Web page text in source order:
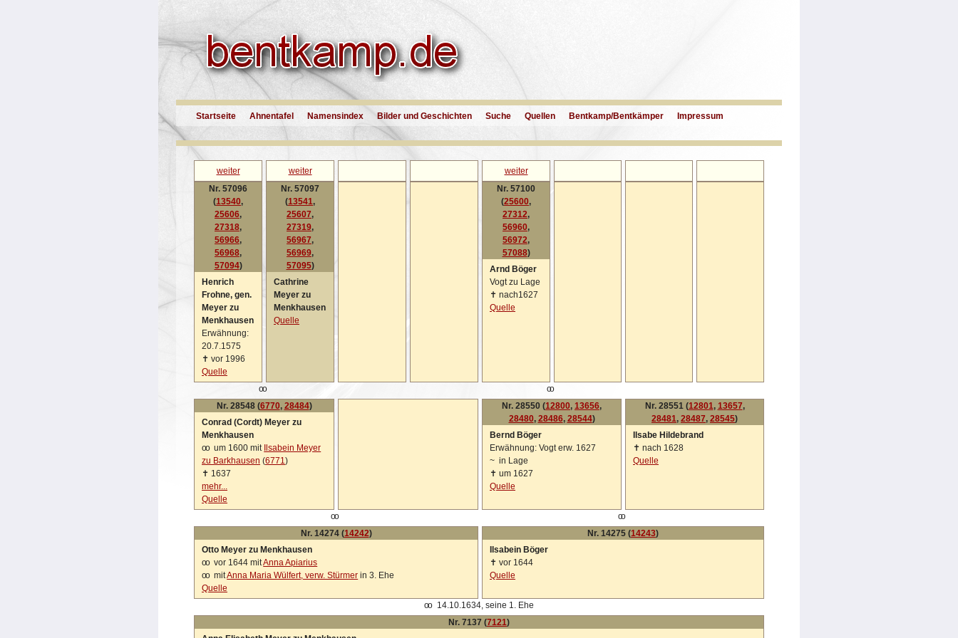
Startseite Ahnentafel Namensindex Bilder und Geschichten Suche Quellen Bentkamp/Bentkämper Impressum
weiter weiter
weiter
Nr. 57096
(13540,
25606,
27318,
56966,
56968,
57094)
Henrich
Frohne, gen.
Meyer zu
Menkhausen
Erwähnung:
20.7.1575
✝ vor 1996
Quelle
Nr. 57097
(13541,
25607,
27319,
56967,
56969,
57095)
Cathrine
Meyer zu
Menkhausen
Quelle
Nr. 57100
(25600,
27312,
56960,
56972,
57088)
Arnd Böger
Vogt zu Lage
✝ nach1627
Quelle
oo
oo
Nr. 28548 (6770, 28484)
Conrad (Cordt) Meyer zu
Menkhausen
oo um 1600 mit Ilsabein Meyer
zu Barkhausen (6771)
✝ 1637
mehr...
Quelle
Nr. 28550 (12800, 13656,
28480, 28486, 28544)
Bernd Böger
Erwähnung: Vogt erw. 1627
~ in Lage
✝ um 1627
Quelle
Nr. 28551 (12801, 13657,
28481, 28487, 28545)
Ilsabe Hildebrand
✝ nach 1628
Quelle
oo
oo
Nr. 14274 (14242)
Otto Meyer zu Menkhausen
oo vor 1644 mitAnna Apiarius
oo mitAnna Maria Wülfert, verw. Stürmer in 3. Ehe
Quelle
Nr. 14275 (14243)
Ilsabein Böger
✝ vor 1644
Quelle
oo
14.10.1634, seine 1. Ehe
Nr. 7137 (7121)